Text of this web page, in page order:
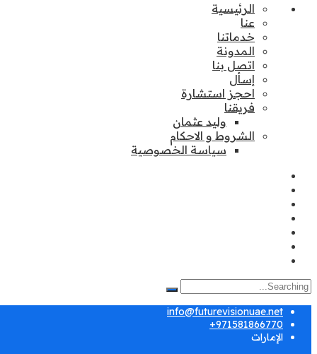
الرئيسية
عنا
خدماتنا
المدونة
اتصل بنا
إسأل
احجز استشارة
فريقنا
وليد عثمان
الشروط و الاحكام
سياسة الخصوصية
info@futurevisionuae.net
971581866770+
الإمارات